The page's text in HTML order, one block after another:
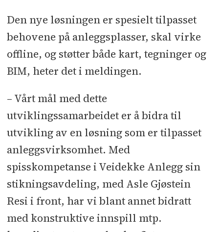
Den nye løsningen er spesielt tilpasset
behovene på anleggsplasser, skal virke
offline, og støtter både kart, tegninger og
BIM, heter det i meldingen.
– Vårt mål med dette
utviklingssamarbeidet er å bidra til
utvikling av en løsning som er tilpasset
anleggsvirksomhet. Med
spisskompetanse i Veidekke Anlegg sin
stikningsavdeling, med Asle Gjøstein
Resi i front, har vi blant annet bidratt
med konstruktive innspill mtp.